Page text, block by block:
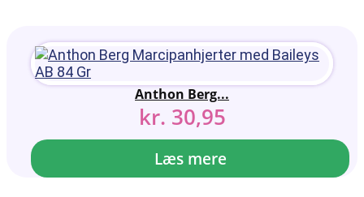
Anthon Berg...
kr. 30,95
Læs mere